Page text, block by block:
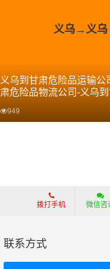
义乌→义乌
义乌到甘肃危险品运输公
肃危险品物流公司-义乌
949
拨打手机 微信咨
联系方式